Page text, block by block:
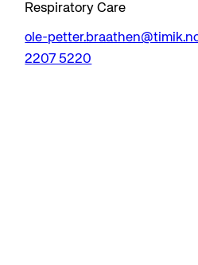
Respiratory Care
ole-
2207 5220